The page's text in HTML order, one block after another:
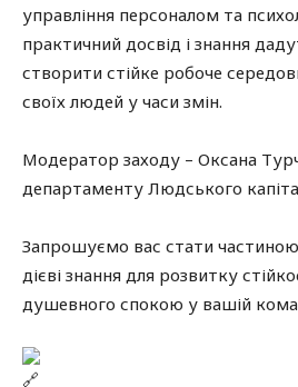
управління персоналом та
практичний досвід і знання
створити стійке робоче
своїх людей у часи змін.
Модератор заходу – Оксана
департаменту Людського
Запрошуємо вас стати частиною
дієві знання для розвитку
душевного спокою у вашій